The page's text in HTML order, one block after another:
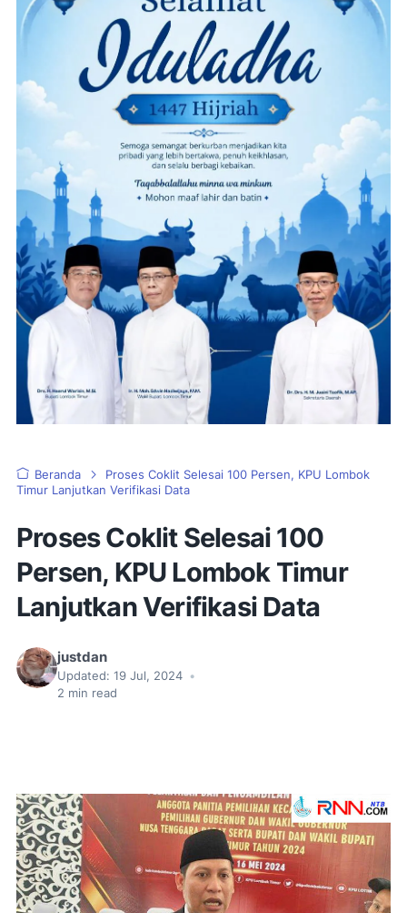
Beranda
Proses Coklit Selesai 100 Persen, KPU Lombok
Timur Lanjutkan Verifikasi Data
Proses Coklit Selesai 100
Persen, KPU Lombok Timur
Lanjutkan Verifikasi Data
justdan
Updated: 19 Jul, 2024 •
2 min read